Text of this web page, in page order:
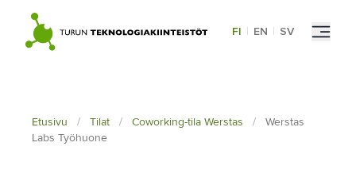
content
FI | EN | SV
Etusivu / Tilat / Coworking-tila Werstas /
Werstas
Labs Työhuone